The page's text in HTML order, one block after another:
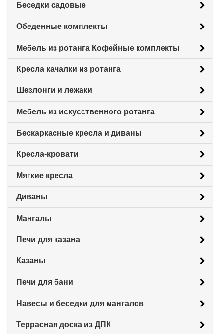
Беседки садовые
Обеденные комплекты
Мебель из ротанга Кофейные комплекты
Кресла качалки из ротанга
Шезлонги и лежаки
Мебель из искусственного ротанга
Бескаркасные кресла и диваны
Кресла-кровати
Мягкие кресла
Диваны
Мангалы
Печи для казана
Казаны
Печи для бани
Навесы и беседки для мангалов
Террасная доска из ДПК